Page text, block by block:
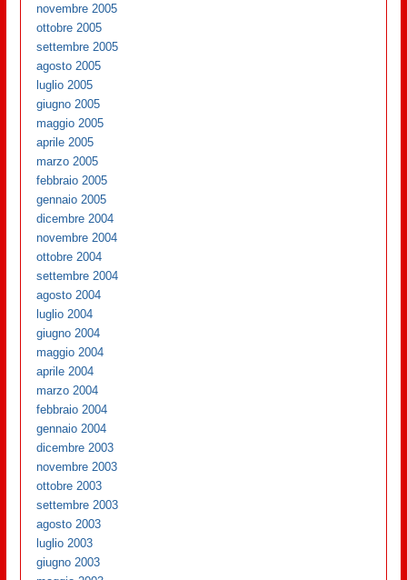
novembre 2005
ottobre 2005
settembre 2005
agosto 2005
luglio 2005
giugno 2005
maggio 2005
aprile 2005
marzo 2005
febbraio 2005
gennaio 2005
dicembre 2004
novembre 2004
ottobre 2004
settembre 2004
agosto 2004
luglio 2004
giugno 2004
maggio 2004
aprile 2004
marzo 2004
febbraio 2004
gennaio 2004
dicembre 2003
novembre 2003
ottobre 2003
settembre 2003
agosto 2003
luglio 2003
giugno 2003